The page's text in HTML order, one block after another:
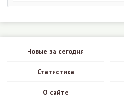
Новые за сегодня
Статистика
О сайте